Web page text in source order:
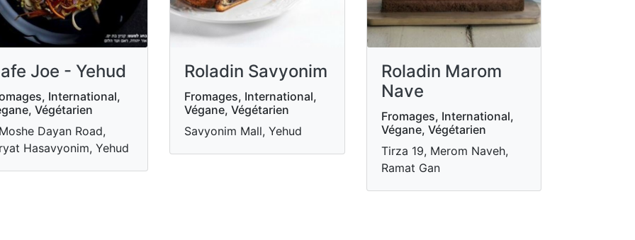
Joe - Yehud
International,
Végétarien
Dayan Road,
Hasavyonim, Yehud
Roladin Savyonim
Fromages, International,
Végane, Végétarien
Savyonim Mall, Yehud
Roladin Marom
Nave
Fromages, International,
Végane, Végétarien
Tirza 19, Merom Naveh,
Ramat Gan